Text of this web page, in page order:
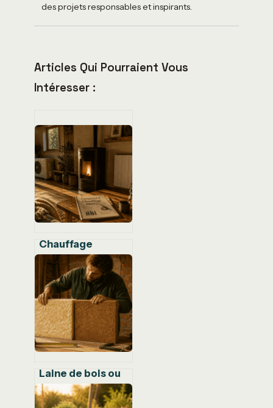
des projets responsables et inspirants.
Articles Qui Pourraient Vous
Intéresser :
Chauffage
maison 100 m2 : 4
solutions pour
diviser votre
facture par deux
Laine de bois ou
laine de verre :
l’erreur